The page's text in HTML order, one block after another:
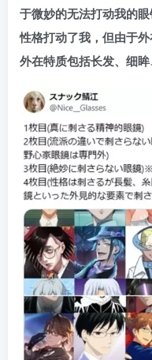
于微妙的无法打动我的
性格打动了我，但由于
外在特质包括长发、细